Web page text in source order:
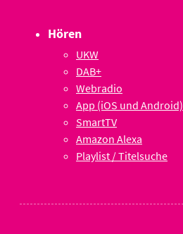
Hören
UKW
DAB+
Webradio
App (iOS und Android)
SmartTV
Amazon Alexa
Playlist / Titelsuche